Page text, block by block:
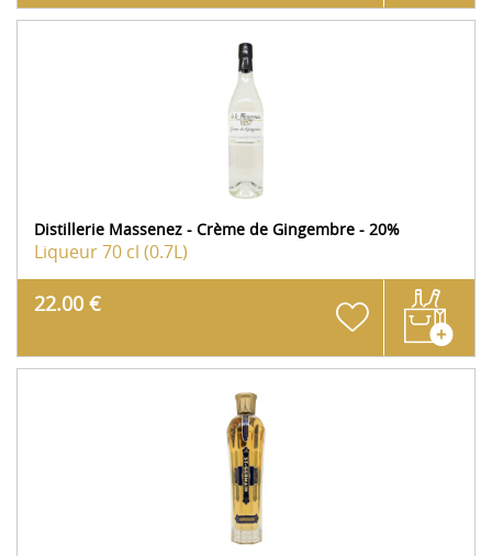
Distillerie Massenez - Crème de Gingembre - 20%
Liqueur70 cl (0.7L)
22.00 €